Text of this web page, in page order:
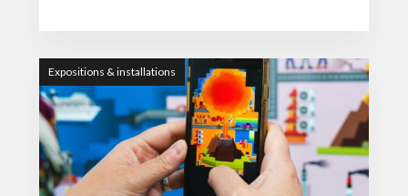
Expositions & installations